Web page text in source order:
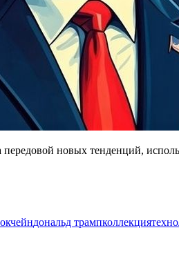
новых тенденций,
дональд трампколлекция